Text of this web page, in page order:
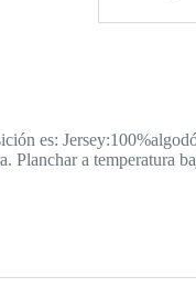
es:
Planchar a temperatura